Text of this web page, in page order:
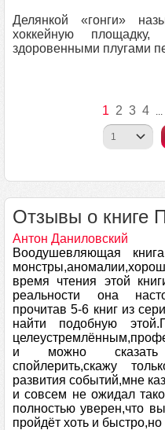
Делянкой «гонги»
хоккейную
здоровенными плугами
1 2 3 4 ...
Отзывы о книге
Антон Даниловский
Воодушевляющая
время чтения этой
реальности она
прочитав 5-6 книг из
найти подобную
и можно сказать
спойлерить,скажу
развития событий,мне
и совсем не ожидал
полностью уверен,что
пройдёт хоть и